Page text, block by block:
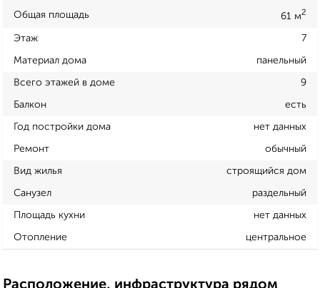
Общая площадь 61 м2
Этаж 7
Материал дома панельный
Всего этажей в доме 9
Балкон есть
Год постройки дома нет данных
Ремонт обычный
Вид жилья строящийся дом
Санузел раздельный
Площадь кухни нет данных
Отопление центральное
Расположение, инфраструктура рядом